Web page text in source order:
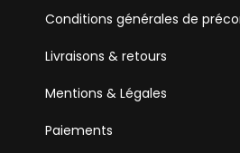
Conditions générales de
Livraisons & retours
Mentions & Légales
Paiements